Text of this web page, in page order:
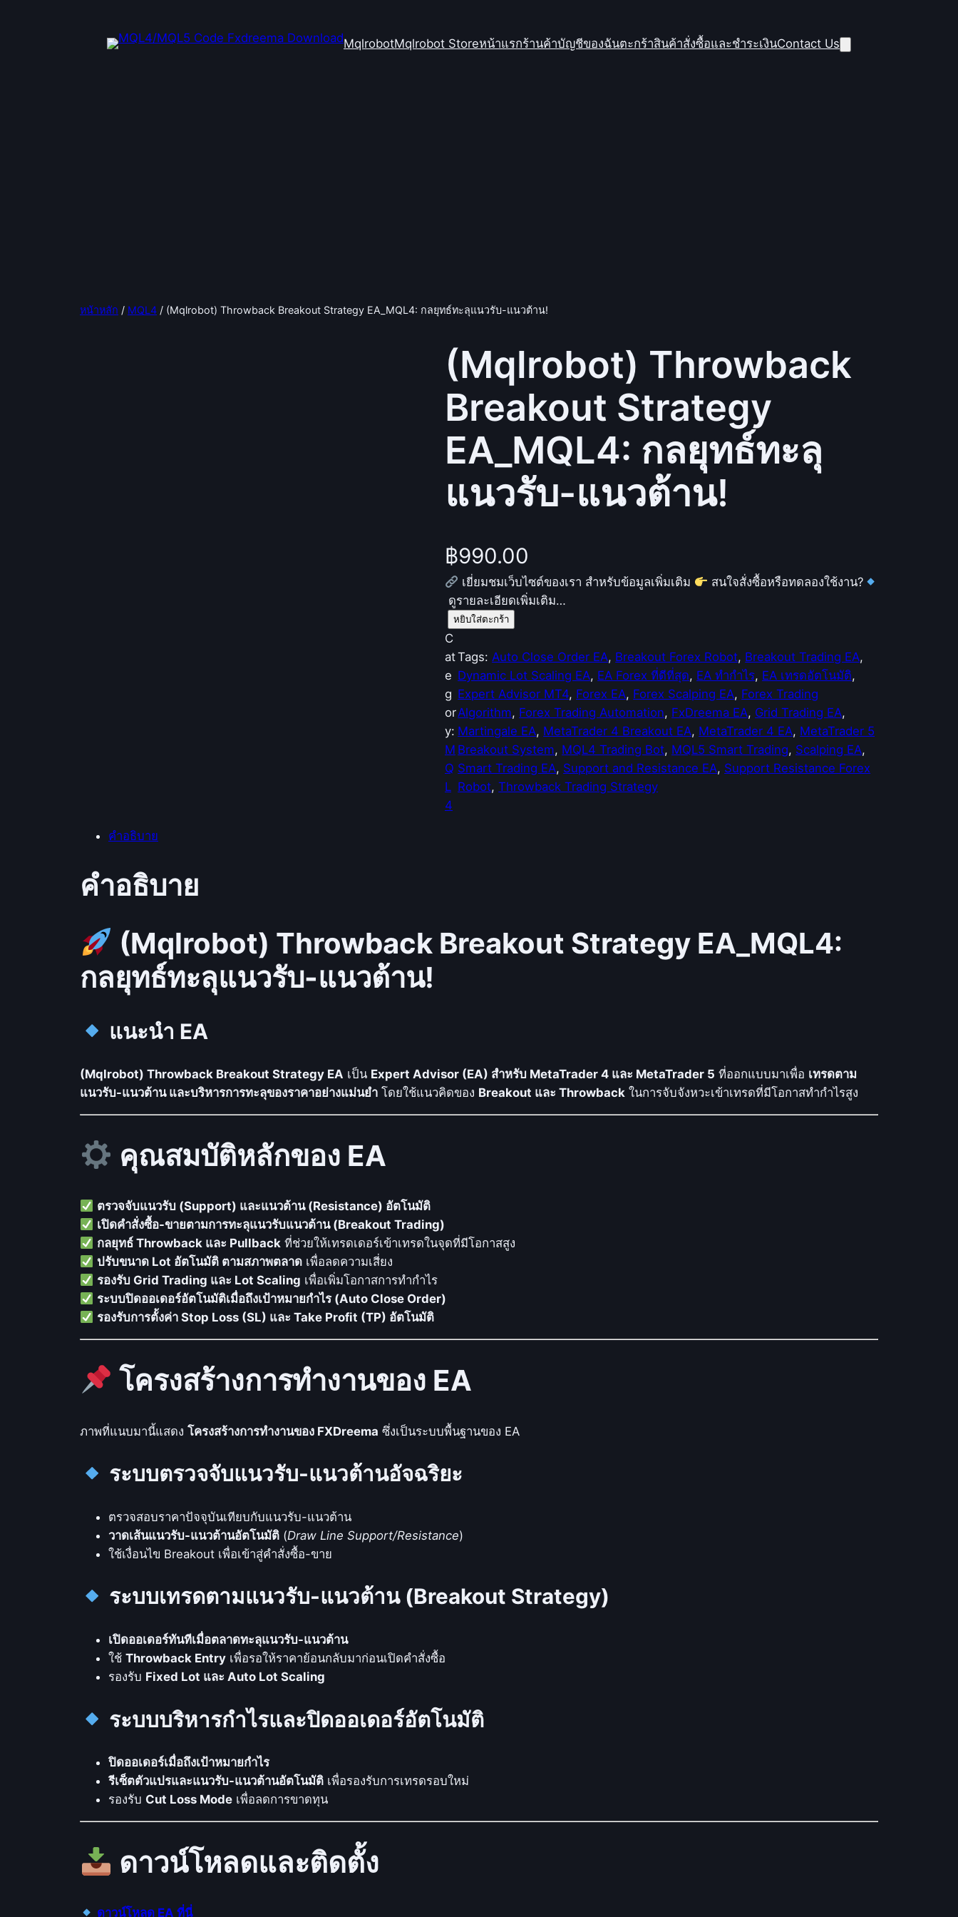
MqlrobotMqlrobot Storeหน้าแรกร้านค้าบัญชีของฉันตะกร้าสินค้าสั่งซื้อและชำระเงินContact Us
หน้าหลัก / MQL4 / (Mqlrobot) Throwback Breakout Strategy EA_MQL4: กลยุทธ์ทะลุแนวรับ-แนวต้าน!
(Mqlrobot) Throwback
Breakout Strategy
EA_MQL4: กลยุทธ์ทะลุ
แนวรับ-แนวต้าน!
฿990.00
เยี่ยมชมเว็บไซต์ของเรา สำหรับข้อมูลเพิ่มเติม
สนใจสั่งซื้อหรือทดลองใช้งาน?
ดูรายละเอียดเพิ่มเติม…
จำ
น
ว
น
(
M
q
l
r
o
b
o
w
e
a
k
a
g
E
_
L
:
ะ
น
บ
-
ว
า
หยิบใส่ตะกร้า
C
at
e
g
or
y:
M
Q
L
4
Tags:Auto Close Order EA, Breakout Forex Robot, Breakout Trading EA
Dynamic Lot Scaling EA, EA Forex ที่ดีที่สุด, EA ทำกำไร, EA เทรดอัตโนมัติ
Expert Advisor MT4, Forex EA, Forex Scalping EA, Forex Trading
Algorithm, Forex Trading Automation, FxDreema EA, Grid Trading EA
Martingale EA, MetaTrader 4 Breakout EA, MetaTrader 4 EA, MetaTrader 5
Breakout System, MQL4 Trading Bot, MQL5 Smart Trading, Scalping EA
Smart Trading EA, Support and Resistance EA, Support Resistance Forex
Robot, Throwback Trading Strategy
คำอธิบาย
คำอธิบาย
(Mqlrobot) Throwback Breakout Strategy EA_MQL4:
กลยุทธ์ทะลุแนวรับ-แนวต้าน!
แนะนำ EA
(Mqlrobot) Throwback Breakout Strategy EA เป็น Expert Advisor (EA) สำหรับ MetaTrader 4 และ MetaTrader 5 ที่ออกแบบมาเพื่อ เทรดตาม
แนวรับ-แนวต้าน และบริหารการทะลุของราคาอย่างแม่นยำ โดยใช้แนวคิดของ Breakout และ Throwback ในการจับจังหวะเข้าเทรดที่มีโอกาสทำกำไรสูง
คุณสมบัติหลักของ EA
ตรวจจับแนวรับ (Support) และแนวต้าน (Resistance) อัตโนมัติ
เปิดคำสั่งซื้อ-ขายตามการทะลุแนวรับแนวต้าน (Breakout Trading)
กลยุทธ์ Throwback และ Pullback ที่ช่วยให้เทรดเดอร์เข้าเทรดในจุดที่มีโอกาสสูง
ปรับขนาด Lot อัตโนมัติ ตามสภาพตลาด เพื่อลดความเสี่ยง
รองรับ Grid Trading และ Lot Scaling เพื่อเพิ่มโอกาสการทำกำไร
ระบบปิดออเดอร์อัตโนมัติเมื่อถึงเป้าหมายกำไร (Auto Close Order)
รองรับการตั้งค่า Stop Loss (SL) และ Take Profit (TP) อัตโนมัติ
โครงสร้างการทำงานของ EA
ภาพที่แนบมานี้แสดง โครงสร้างการทำงานของ FXDreema ซึ่งเป็นระบบพื้นฐานของ EA
ระบบตรวจจับแนวรับ-แนวต้านอัจฉริยะ
ตรวจสอบราคาปัจจุบันเทียบกับแนวรับ-แนวต้าน
วาดเส้นแนวรับ-แนวต้านอัตโนมัติ (Draw Line Support/Resistance)
ใช้เงื่อนไข Breakout เพื่อเข้าสู่คำสั่งซื้อ-ขาย
ระบบเทรดตามแนวรับ-แนวต้าน (Breakout Strategy)
เปิดออเดอร์ทันทีเมื่อตลาดทะลุแนวรับ-แนวต้าน
ใช้ Throwback Entry เพื่อรอให้ราคาย้อนกลับมาก่อนเปิดคำสั่งซื้อ
รองรับ Fixed Lot และ Auto Lot Scaling
ระบบบริหารกำไรและปิดออเดอร์อัตโนมัติ
ปิดออเดอร์เมื่อถึงเป้าหมายกำไร
รีเซ็ตตัวแปรและแนวรับ-แนวต้านอัตโนมัติ เพื่อรองรับการเทรดรอบใหม่
รองรับ Cut Loss Mode เพื่อลดการขาดทุน
ดาวน์โหลดและติดตั้ง
ดาวน์โหลด EA ที่นี่